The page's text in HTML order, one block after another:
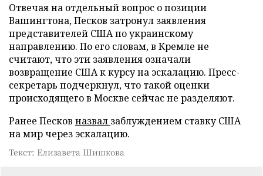
Отвечая на отдельный вопрос о позиции
Вашингтона, Песков затронул заявления
представителей США по украинскому
направлению. По его словам, в Кремле не
считают, что эти заявления означали
возвращение США к курсу на эскалацию. Пресс-
секретарь подчеркнул, что такой оценки
происходящего в Москве сейчас не разделяют.
Ранее Песков назвал заблуждением ставку США
на мир через эскалацию.
Текст: Елизавета Шишкова